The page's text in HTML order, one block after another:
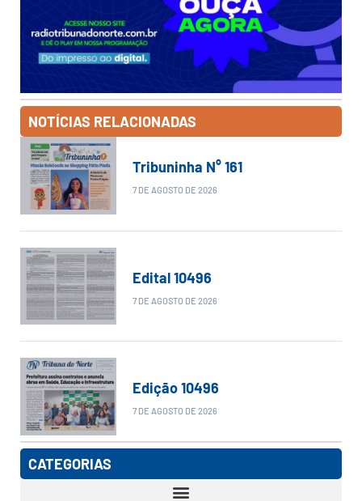
NOTÍCIAS RELACIONADAS
Tribuninha N° 161
7 DE AGOSTO DE 2026
Edital 10496
7 DE AGOSTO DE 2026
Edição 10496
7 DE AGOSTO DE 2026
CATEGORIAS